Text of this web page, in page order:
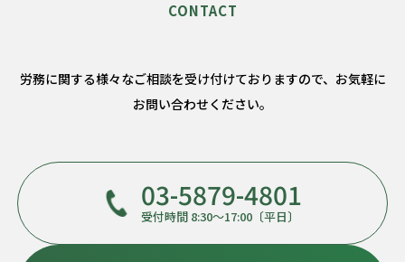
労務に関する様々なご相談を受け付けておりますので、 お気軽に
お問い合わせください。
03-5879-4801
受付時間 8:30～17:00〔平日〕